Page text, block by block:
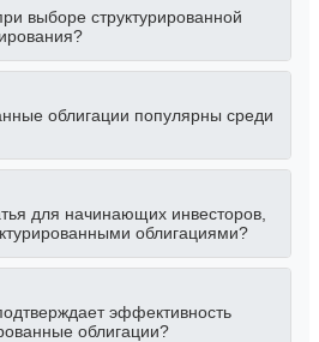
выборе структурированной
облигации популярны среди
для начинающих инвесторов,
облигациями?
эффективность
облигации?